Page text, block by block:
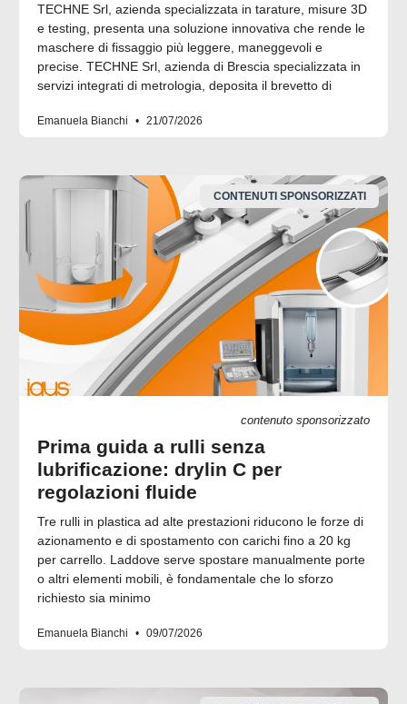
TECHNE Srl, azienda specializzata in tarature, misure 3D
e testing, presenta una soluzione innovativa che rende le
maschere di fissaggio più leggere, maneggevoli e
precise. TECHNE Srl, azienda di Brescia specializzata in
servizi integrati di metrologia, deposita il brevetto di
Emanuela Bianchi 21/07/2026
CONTENUTI SPONSORIZZATI
contenuto sponsorizzato
Prima guida a rulli senza
lubrificazione: drylin C per
regolazioni fluide
Tre rulli in plastica ad alte prestazioni riducono le forze di
azionamento e di spostamento con carichi fino a 20 kg
per carrello. Laddove serve spostare manualmente porte
o altri elementi mobili, è fondamentale che lo sforzo
richiesto sia minimo
Emanuela Bianchi 09/07/2026